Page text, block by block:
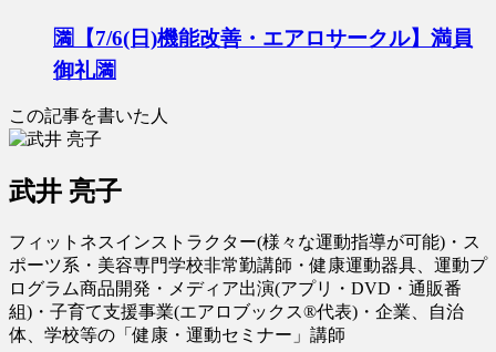
🈵【7/6(日)機能改善・エアロサークル】満員
御礼🈵
この記事を書いた人
武井 亮子
フィットネスインストラクター(様々な運動指導が可能)・ス
ポーツ系・美容専門学校非常勤講師・健康運動器具、運動プ
ログラム商品開発・メディア出演(アプリ・DVD・通販番
組)・子育て支援事業(エアロブックス®︎代表)・企業、自治
体、学校等の「健康・運動セミナー」講師